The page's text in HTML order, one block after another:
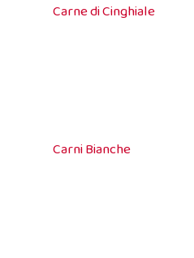
Carne di Cinghiale
Carni Bianche